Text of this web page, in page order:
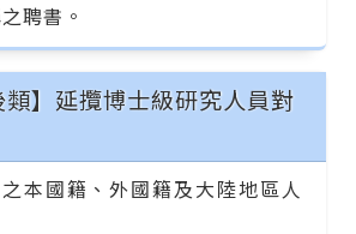
聘書。
類】延攬博士級研究人員對
本國籍、外國籍及大陸地區人